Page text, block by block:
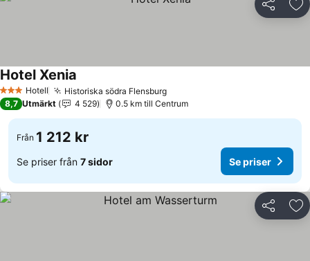
Dela
3 StjärnorHotell Historiska södra Flensburg
Hotel Xenia
8,7 Utmärkt 4 529 0.5 km till Centrum
Från 1 212 kr
Se priser från 7 sidor Se priser
Dela